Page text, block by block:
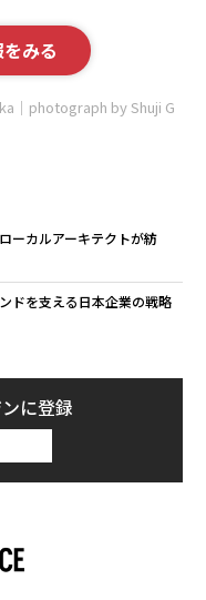
みる
｜photograph by Shuji G
ーカルアーキテクトが紡
ドを支える日本企業の戦略
に登録